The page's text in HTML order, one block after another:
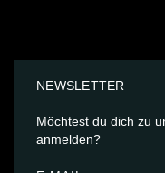
NEWSLETTER
Möchtest du dich zu
anmelden?